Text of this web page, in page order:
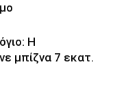
Η
μπίζνα 7 εκατ.